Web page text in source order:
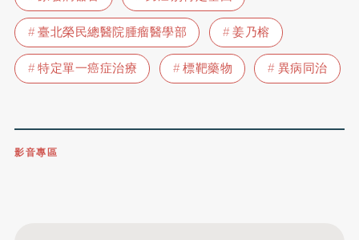
臺北榮民總醫院腫瘤醫學部
姜乃榕
特定單一癌症治療
標靶藥物 異病同治
影音專區